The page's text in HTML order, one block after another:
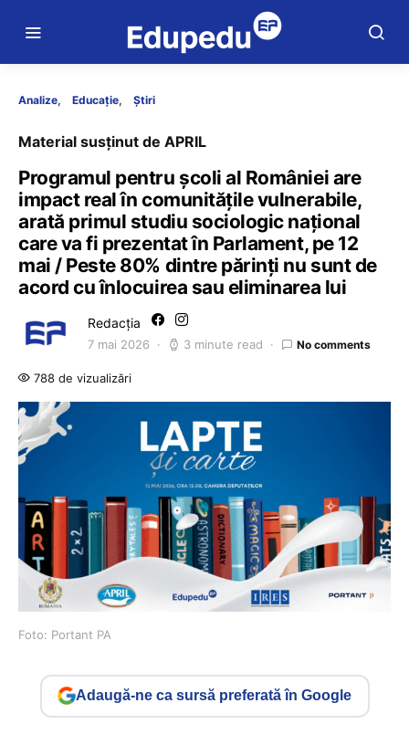
Analize Educație Știri
Material susținut de APRIL
Programul pentru școli al României are
impact real în comunitățile vulnerabile,
arată primul studiu sociologic național
care va fi prezentat în Parlament, pe 12
mai / Peste 80% dintre părinți nu sunt de
acord cu înlocuirea sau eliminarea lui
Redacția
7 mai 2026 3 minute read No comments
788 de vizualizări
Foto: Portant PA
Adaugă-ne ca sursă preferată în Google